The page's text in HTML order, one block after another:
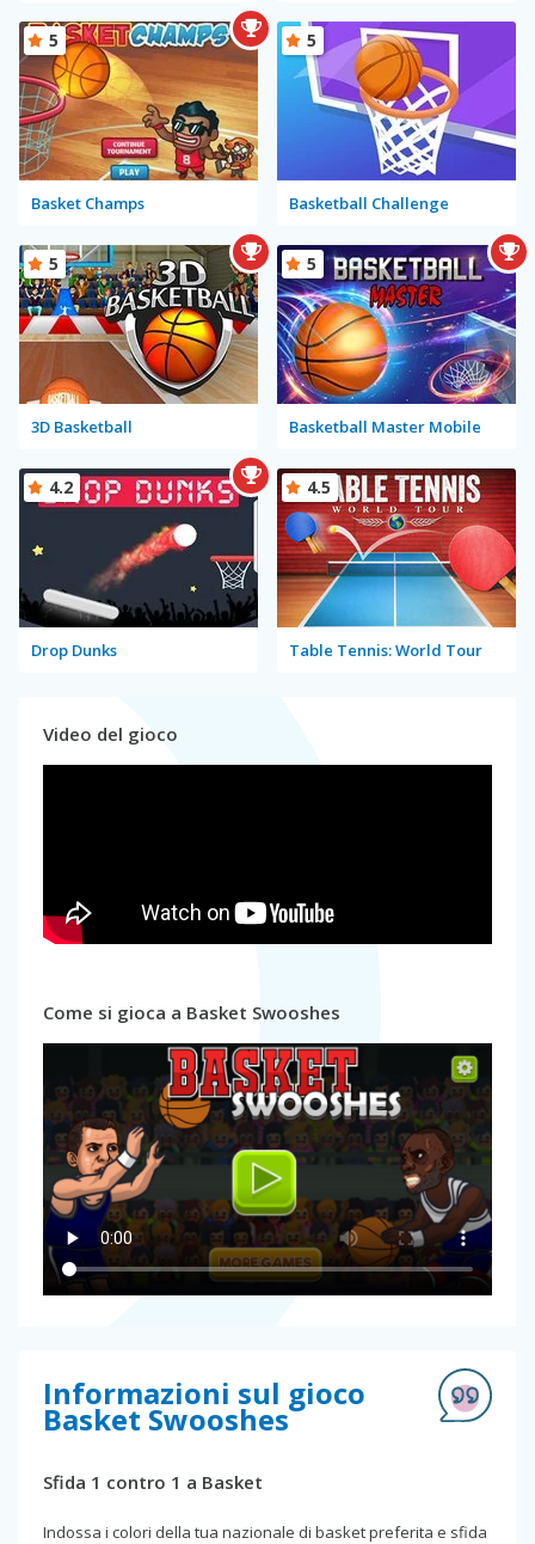
Basket Champs
5
Basketball Challenge
5
3D Basketball
5
Basketball Master Mobile
5
Drop Dunks
4.2
Table Tennis: World Tour
4.5
Video del gioco
Come si gioca a Basket Swooshes
Informazioni sul gioco
Basket Swooshes
Sfida 1 contro 1 a Basket
Indossa i colori della tua nazionale di basket preferita e sfida